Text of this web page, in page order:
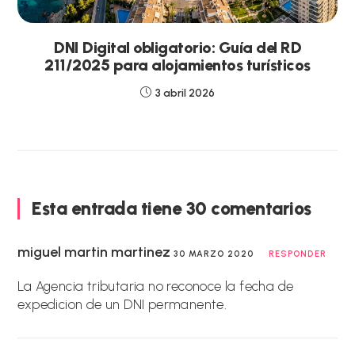
DNI Digital obligatorio: Guía del RD
211/2025 para alojamientos turísticos
3 abril 2026
Esta entrada tiene 30 comentarios
miguel martin martinez30 MARZO 2020 RESPONDER
La Agencia tributaria no reconoce la fecha de
expedicion de un DNI permanente.